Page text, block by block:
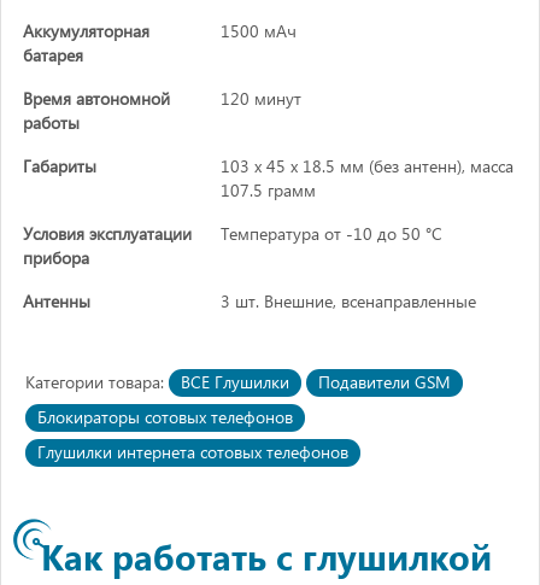
Аккумуляторная
батарея
1500 мАч
Время автономной
работы
120 минут
Габариты
103 х 45 х 18.5 мм (без антенн), масса
107.5 грамм
Условия эксплуатации
прибора
Температура от -10 до 50 °C
Антенны 3 шт. Внешние, всенаправленные
Категории товара: ВСЕ Глушилки
Подавители GSM
Блокираторы сотовых телефонов
Глушилки интернета сотовых телефонов
Как работать с глушилкой